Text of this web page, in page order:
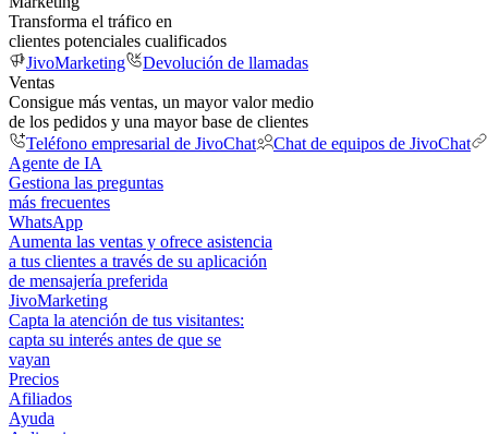
Transforma el tráfico en
clientes potenciales cualificados
JivoMarketing
Devolución de llamadas
Ventas
Consigue más ventas, un mayor valor medio
de los pedidos y una mayor base de clientes
Teléfono empresarial de JivoChat
Chat de equipos de JivoChat
Agente de IA
Gestiona las preguntas
más frecuentes
WhatsApp
Aumenta las ventas y ofrece asistencia
a tus clientes a través de su aplicación
de mensajería preferida
JivoMarketing
Capta la atención de tus visitantes:
capta su interés antes de que se
vayan
Precios
Afiliados
Ayuda